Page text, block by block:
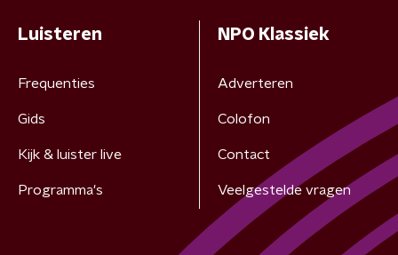
Luisteren
Frequenties
Gids
Kijk & luister live
Programma's
NPO Klassiek
Adverteren
Colofon
Contact
Veelgestelde vragen